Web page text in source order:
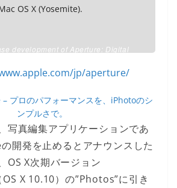
OS X (Yosemite).
development of Aperture: Digital
プロのパフォーマンスを、iPhotoのシ
ンプルさで。
写真編集アプリケーションであ
開発を止めるとアナウンスした
OS X次期バージョン
X 10.10）の”Photos”に引き